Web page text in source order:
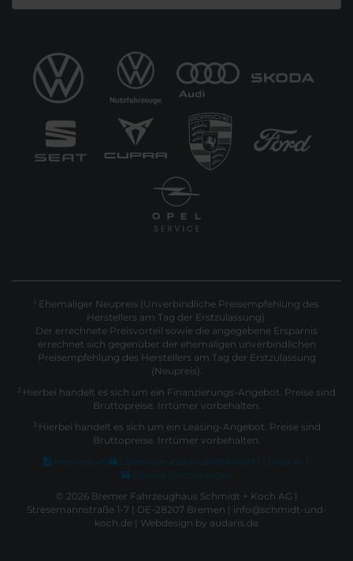
1 Ehemaliger Neupreis (Unverbindliche Preisempfehlung des
Herstellers am Tag der Erstzulassung).
Der errechnete Preisvorteil sowie die angegebene Ersparnis
errechnet sich gegenüber der ehemaligen unverbindlichen
Preisempfehlung des Herstellers am Tag der Erstzulassung
(Neupreis).
2 Hierbei handelt es sich um ein Finanzierungs-Angebot. Preise sind
Bruttopreise. Irrtümer vorbehalten.
3 Hierbei handelt es sich um ein Leasing-Angebot. Preise sind
Bruttopreise. Irrtümer vorbehalten.
Impressum
Datenschutz Barrierefreiheit EU Data Act
Cookie Einstellungen
© 2026 Bremer Fahrzeughaus Schmidt + Koch AG |
Stresemannstraße 1-7 | DE-28207 Bremen | info@schmidt-und-
koch.de | Webdesign by audaris.de